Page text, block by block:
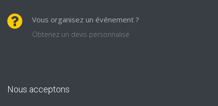
Vous organisez un événement ?
Obtenez un devis personnalisé
Nous acceptons